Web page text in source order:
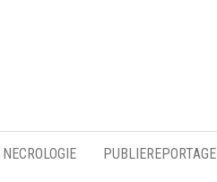
NECROLOGIE PUBLIEREPORTAGE